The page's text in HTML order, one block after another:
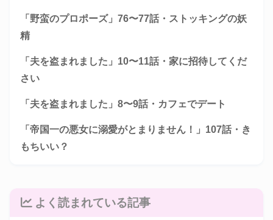
「野蛮のプロポーズ」76〜77話・ストッキングの妖
精
「夫を盗まれました」10〜11話・家に招待してくだ
さい
「夫を盗まれました」8〜9話・カフェでデート
「帝国一の悪女に溺愛がとまりません！」107話・き
もちいい？
よく読まれている記事